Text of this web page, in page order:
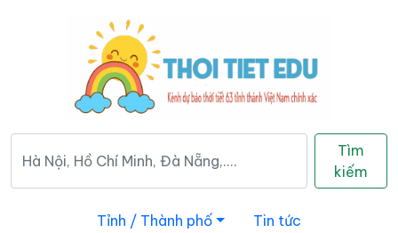
Tìm
kiếm
Tỉnh / Thành phố Tin tức